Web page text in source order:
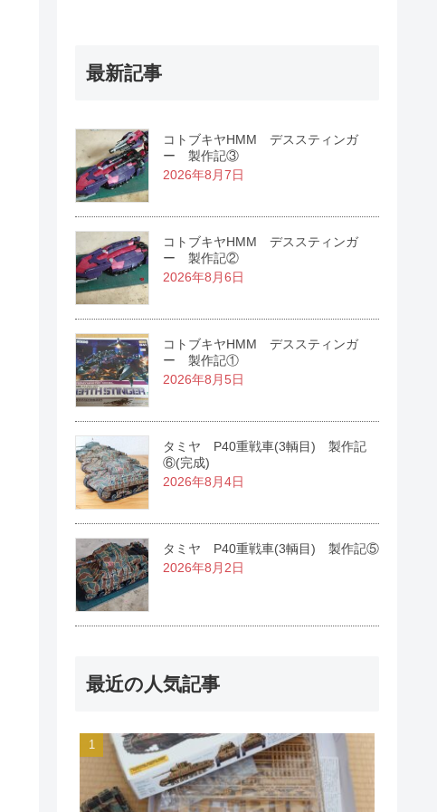
最新記事
コトブキヤHMM デススティンガ
ー 製作記③
2026年8月7日
コトブキヤHMM デススティンガ
ー 製作記②
2026年8月6日
コトブキヤHMM デススティンガ
ー 製作記①
2026年8月5日
タミヤ P40重戦車(3輌目) 製作記
⑥(完成)
2026年8月4日
タミヤ P40重戦車(3輌目) 製作記⑤
2026年8月2日
最近の人気記事